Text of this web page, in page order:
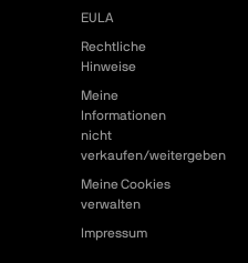
EULA
Rechtliche
Hinweise
Meine
Informationen
nicht
verkaufen/weitergeben
Meine Cookies
verwalten
Impressum